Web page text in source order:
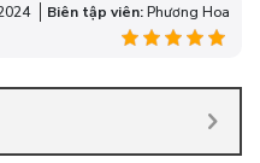
Biên tập viên:Phương Hoa